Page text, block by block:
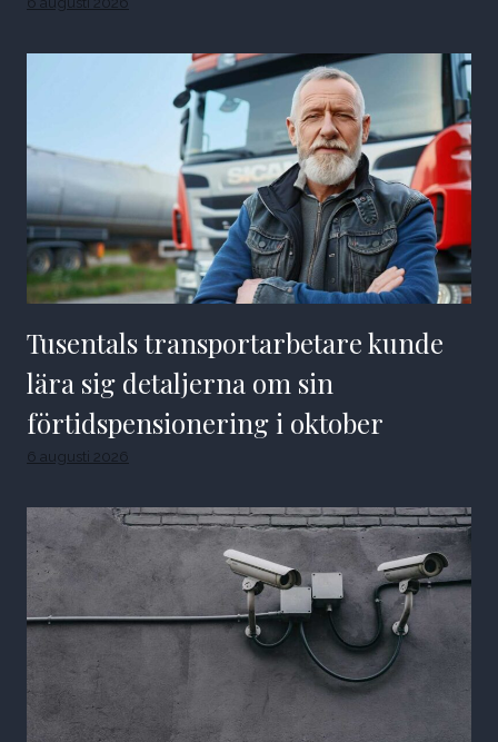
Tusentals transportarbetare kunde
lära sig detaljerna om sin
förtidspensionering i oktober
6 augusti 2026